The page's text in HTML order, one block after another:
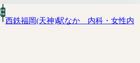
西鉄福岡(天神)駅なか 内科・女性内